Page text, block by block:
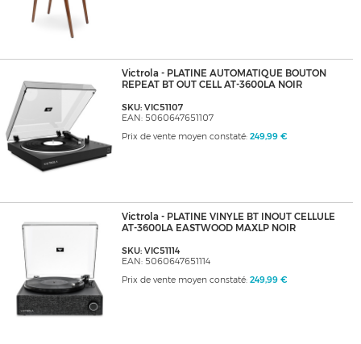
Victrola - PLATINE AUTOMATIQUE BOUTON
REPEAT BT OUT CELL AT-3600LA NOIR
SKU: VIC51107
EAN: 5060647651107
Prix de vente moyen constaté: 249,99 €
Victrola - PLATINE VINYLE BT INOUT CELLULE
AT-3600LA EASTWOOD MAXLP NOIR
SKU: VIC51114
EAN: 5060647651114
Prix de vente moyen constaté: 249,99 €